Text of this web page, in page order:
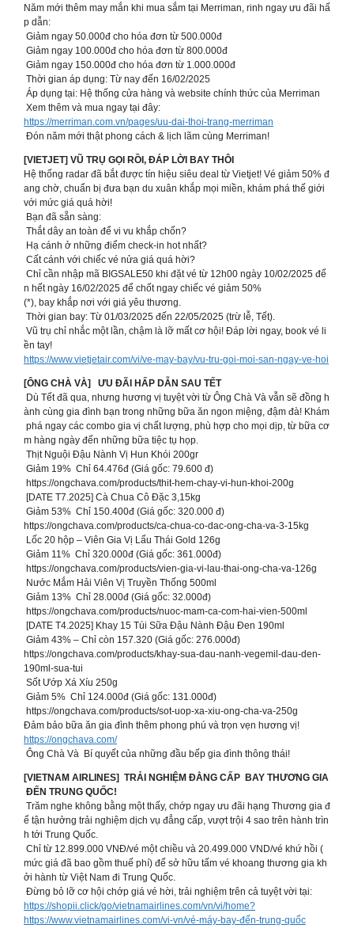
Năm mới thêm may mắn khi mua sắm tại Merriman, rinh ngay ưu đãi hấ
p dẫn:
Giảm ngay 50.000đ cho hóa đơn từ 500.000đ
Giảm ngay 100.000đ cho hóa đơn từ 800.000đ
Giảm ngay 150.000đ cho hóa đơn từ 1.000.000đ
Thời gian áp dụng: Từ nay đến 16/02/2025
Áp dụng tại: Hệ thống cửa hàng và website chính thức của Merriman
Xem thêm và mua ngay tại đây:
https://merriman.com.vn/pages/uu-dai-thoi-trang-merriman
Đón năm mới thật phong cách & lịch lãm cùng Merriman!
[VIETJET] VŨ TRỤ GỌI RỒI, ĐÁP LỜI BAY THÔI
Hệ thống radar đã bắt được tín hiệu siêu deal từ Vietjet! Vé giảm 50% đ
ang chờ, chuẩn bị đưa bạn du xuân khắp mọi miền, khám phá thế giới
với mức giá quá hời!
Bạn đã sẵn sàng:
Thắt dây an toàn để vi vu khắp chốn?
Hạ cánh ở những điểm check-in hot nhất?
Cất cánh với chiếc vé nửa giá quá hời?
Chỉ cần nhập mã BIGSALE50 khi đặt vé từ 12h00 ngày 10/02/2025 đế
n hết ngày 16/02/2025 để chốt ngay chiếc vé giảm 50%
(*), bay khắp nơi với giá yêu thương.
Thời gian bay: Từ 01/03/2025 đến 22/05/2025 (trừ lễ, Tết).
Vũ trụ chỉ nhắc một lần, chậm là lỡ mất cơ hội! Đáp lời ngay, book vé li
ền tay!
https://www.vietjetair.com/vi/ve-may-bay/vu-tru-goi-moi-san-ngay-ve-hoi
[ÔNG CHÀ VÀ] ƯU ĐÃI HẤP DẪN SAU TẾT
Dù Tết đã qua, nhưng hương vị tuyệt vời từ Ông Chà Và vẫn sẽ đồng h
ành cùng gia đình bạn trong những bữa ăn ngon miệng, đậm đà! Khám
phá ngay các combo gia vị chất lượng, phù hợp cho mọi dịp, từ bữa cơ
m hàng ngày đến những bữa tiệc tụ họp.
Thịt Nguội Đậu Nành Vị Hun Khói 200gr
Giảm 19% Chỉ 64.476đ (Giá gốc: 79.600 đ)
https://ongchava.com/products/thit-hem-chay-vi-hun-khoi-200g
[DATE T7.2025] Cà Chua Cô Đặc 3,15kg
Giảm 53% Chỉ 150.400đ (Giá gốc: 320.000 đ)
https://ongchava.com/products/ca-chua-co-dac-ong-cha-va-3-15kg
Lốc 20 hộp – Viên Gia Vị Lẩu Thái Gold 126g
Giảm 11% Chỉ 320.000đ (Giá gốc: 361.000đ)
https://ongchava.com/products/vien-gia-vi-lau-thai-ong-cha-va-126g
Nước Mắm Hải Viên Vị Truyền Thống 500ml
Giảm 13% Chỉ 28.000đ (Giá gốc: 32.000đ)
https://ongchava.com/products/nuoc-mam-ca-com-hai-vien-500ml
[DATE T4.2025] Khay 15 Túi Sữa Đậu Nành Đậu Đen 190ml
Giảm 43% – Chỉ còn 157.320 (Giá gốc: 276.000đ)
https://ongchava.com/products/khay-sua-dau-nanh-vegemil-dau-den-
190ml-sua-tui
Sốt Ướp Xá Xíu 250g
Giảm 5% Chỉ 124.000đ (Giá gốc: 131.000đ)
https://ongchava.com/products/sot-uop-xa-xiu-ong-cha-va-250g
Đảm bảo bữa ăn gia đình thêm phong phú và trọn vẹn hương vị!
https://ongchava.com/
Ông Chà Và Bí quyết của những đầu bếp gia đình thông thái!
[VIETNAM AIRLINES] TRẢI NGHIỆM ĐẲNG CẤP BAY THƯƠNG GIA
ĐẾN TRUNG QUỐC!
Trăm nghe không bằng một thấy, chớp ngay ưu đãi hạng Thương gia đ
ể tận hưởng trải nghiệm dịch vụ đẳng cấp, vượt trội 4 sao trên hành trìn
h tới Trung Quốc.
Chỉ từ 12.899.000 VNĐ/vé một chiều và 20.499.000 VND/vé khứ hồi (
mức giá đã bao gồm thuế phí) để sở hữu tấm vé khoang thương gia kh
ởi hành từ Việt Nam đi Trung Quốc.
Đừng bỏ lỡ cơ hội chớp giá vé hời, trải nghiệm trên cả tuyệt vời tại:
https://shopii.click/go/vietnamairlines.com/vn/vi/home?
https://www.vietnamairlines.com/vi-vn/vé-máy-bay-đến-trung-quốc